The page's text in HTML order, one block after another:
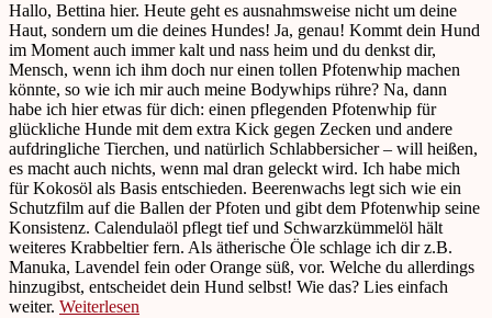
Hallo, Bettina hier. Heute geht es ausnahmsweise nicht um deine
Haut, sondern um die deines Hundes! Ja, genau! Kommt dein Hund
im Moment auch immer kalt und nass heim und du denkst dir,
Mensch, wenn ich ihm doch nur einen tollen Pfotenwhip machen
könnte, so wie ich mir auch meine Bodywhips rühre? Na, dann
habe ich hier etwas für dich: einen pflegenden Pfotenwhip für
glückliche Hunde mit dem extra Kick gegen Zecken und andere
aufdringliche Tierchen, und natürlich Schlabbersicher – will heißen,
es macht auch nichts, wenn mal dran geleckt wird. Ich habe mich
für Kokosöl als Basis entschieden. Beerenwachs legt sich wie ein
Schutzfilm auf die Ballen der Pfoten und gibt dem Pfotenwhip seine
Konsistenz. Calendulaöl pflegt tief und Schwarzkümmelöl hält
weiteres Krabbeltier fern. Als ätherische Öle schlage ich dir z.B.
Manuka, Lavendel fein oder Orange süß, vor. Welche du allerdings
hinzugibst, entscheidet dein Hund selbst! Wie das? Lies einfach
weiter. Weiterlesen